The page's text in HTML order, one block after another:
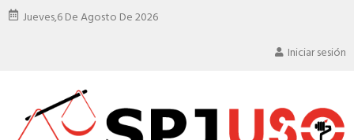
Jueves,6 De Agosto De 2026
Iniciar sesión